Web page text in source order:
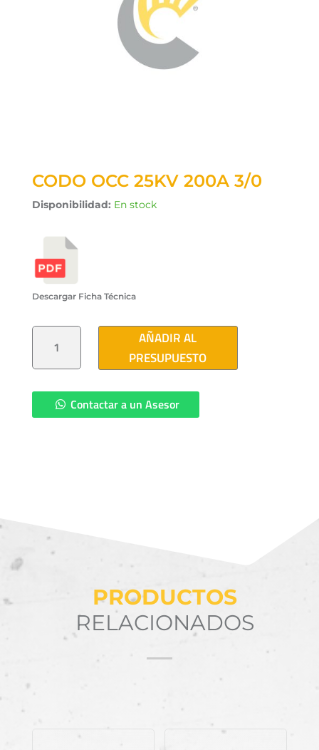
CODO OCC 25KV 200A 3/0
Disponibilidad: En stock
Descargar Ficha Técnica
CODO
25KV
3/0
AÑADIR AL
PRESUPUESTO
Contactar a un Asesor
PRODUCTOS
RELACIONADOS